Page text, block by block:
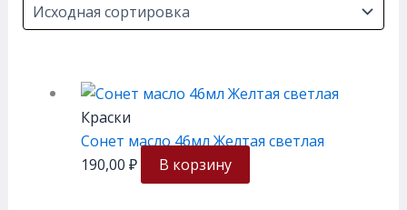
Краски
Сонет масло 46мл Желтая светлая
190,00 ₽ В корзину